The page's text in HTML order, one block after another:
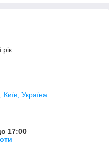
Україна
17:00